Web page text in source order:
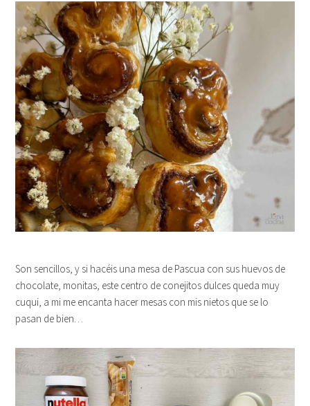
Son sencillos, y si hacéis una mesa de Pascua con sus huevos de
chocolate, monitas, este centro de conejitos dulces queda muy
cuqui, a mi me encanta hacer mesas con mis nietos que se lo
pasan de bien…